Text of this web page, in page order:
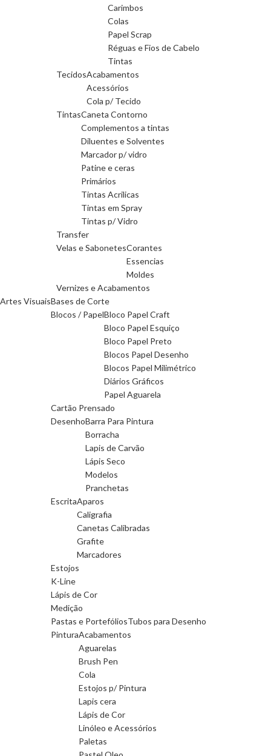
Carimbos
Colas
Papel Scrap
Réguas e Fios de Cabelo
Tintas
TecidosAcabamentos
Acessórios
Cola p/ Tecido
TintasCaneta Contorno
Complementos a tintas
Diluentes e Solventes
Marcador p/ vidro
Patine e ceras
Primários
Tintas Acrilicas
Tintas em Spray
Tintas p/ Vidro
Transfer
Velas e SabonetesCorantes
Essencias
Moldes
Vernizes e Acabamentos
Artes VisuaisBases de Corte
Blocos / PapelBloco Papel Craft
Bloco Papel Esquiço
Bloco Papel Preto
Blocos Papel Desenho
Blocos Papel Milimétrico
Diários Gráficos
Papel Aguarela
Cartão Prensado
DesenhoBarra Para Pintura
Borracha
Lapis de Carvão
Lápis Seco
Modelos
Pranchetas
EscritaAparos
Caligrafia
Canetas Calibradas
Grafite
Marcadores
Estojos
K-Line
Lápis de Cor
Medição
Pastas e PortefóliosTubos para Desenho
PinturaAcabamentos
Aguarelas
Brush Pen
Cola
Estojos p/ Pintura
Lapis cera
Lápis de Cor
Linóleo e Acessórios
Paletas